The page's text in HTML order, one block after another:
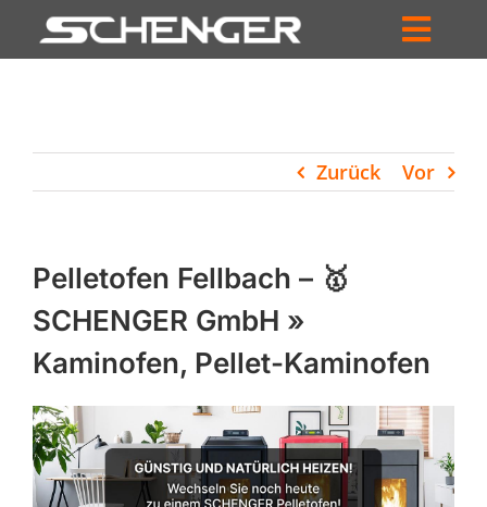
Inhalt
HÄNDLERSUCHE
UNTERNEHMEN
PROFIL
WARENKORB
PRODUCTS
SEARCH
Zurück Vor
Pelletofen Fellbach – 🥇
SCHENGER GmbH »
Kaminofen, Pellet-Kaminofen